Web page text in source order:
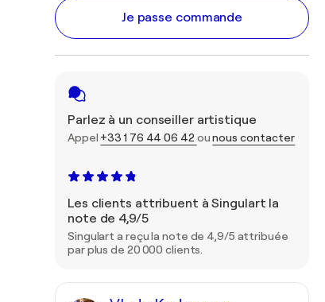
Je passe commande
Parlez à un conseiller artistique
Appel +33 1 76 44 06 42 ounous contacter
Les clients attribuent à Singulart la
note de 4,9/5
Singulart a reçu la note de 4,9/5 attribuée
par plus de 20 000 clients.